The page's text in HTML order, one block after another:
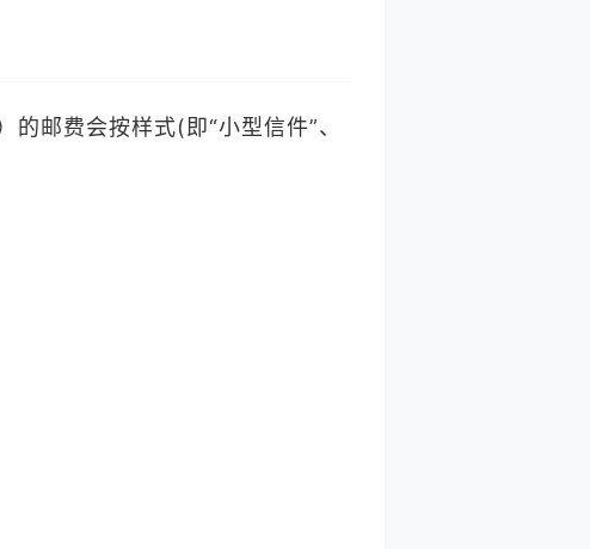
邮费会按样式(即“小型信件”、